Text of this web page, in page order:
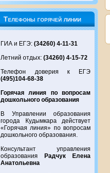
Телефоны горячей линии
ГИА и ЕГЭ: (34260) 4-11-31
Летний отдых: (34260) 4-15-72
Телефон доверия к ЕГЭ
(495)104-68-38
Горячая линия по вопросам
дошкольного образования
В Управлении образования
города Кудымкара действует
«Горячая линия» по вопросам
дошкольного образования.
Консультант управления
образования
Радчук Елена
Анатольевна